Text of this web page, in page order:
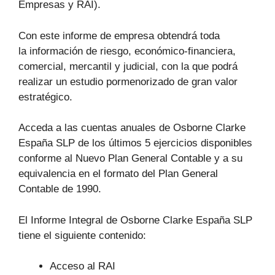
Empresas y RAI).
Con este informe de empresa obtendrá toda
la información de riesgo, económico-financiera,
comercial, mercantil y judicial, con la que podrá
realizar un estudio pormenorizado de gran valor
estratégico.
Acceda a las cuentas anuales de Osborne Clarke
España SLP de los últimos 5 ejercicios disponibles
conforme al Nuevo Plan General Contable y a su
equivalencia en el formato del Plan General
Contable de 1990.
El Informe Integral de Osborne Clarke España SLP
tiene el siguiente contenido:
Acceso al RAI